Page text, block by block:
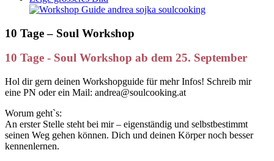
10 Tage – Soul Workshop
10 Tage - Soul Workshop ab dem 25. September
Hol dir gern deinen Workshopguide für mehr Infos! Schreib mir
eine PN oder ein Mail: andrea@soulcooking.at
Worum geht`s:
An erster Stelle steht bei mir – eigenständig und selbstbestimmt
seinen Weg gehen können. Dich und deinen Körper noch besser
kennenlernen.